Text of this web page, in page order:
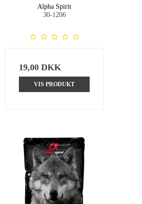
Alpha Spirit
30-1206
19,00 DKK
VIS PRODUKT